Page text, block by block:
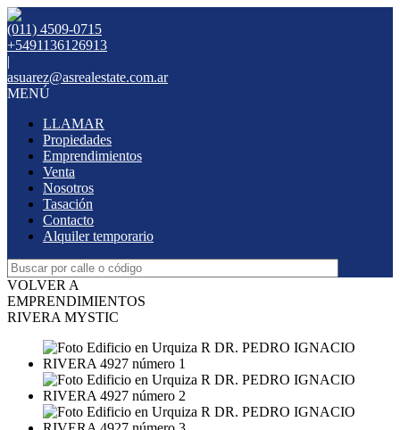
(011) 4509-0715
+5491136126913
|
asuarez@asrealestate.com.ar
MENÚ
LLAMAR
Propiedades
Emprendimientos
Venta
Nosotros
Tasación
Contacto
Alquiler temporario
VOLVER A
EMPRENDIMIENTOS
RIVERA MYSTIC